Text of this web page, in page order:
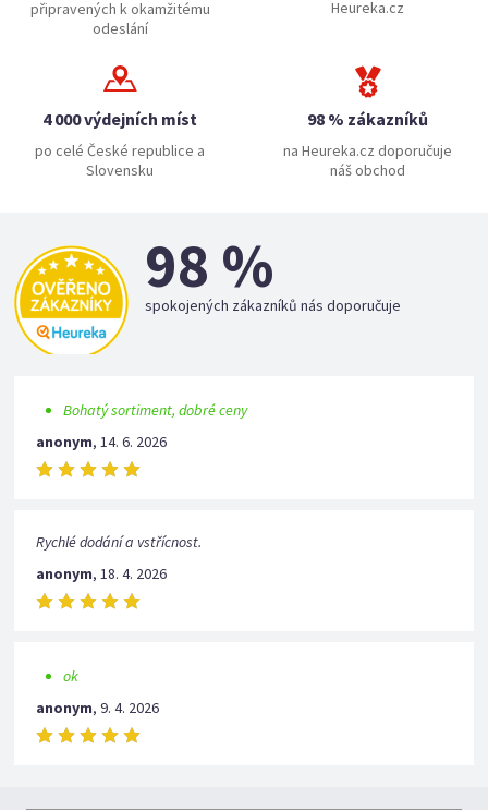
připravených k okamžitému
odeslání
Heureka.cz
4 000 výdejních míst
po celé České republice a
Slovensku
98 % zákazníků
na Heureka.cz doporučuje
náš obchod
98 %
spokojených zákazníků nás doporučuje
Bohatý sortiment, dobré ceny
anonym,14. 6. 2026
Rychlé dodání a vstřícnost.
anonym,18. 4. 2026
ok
anonym,9. 4. 2026